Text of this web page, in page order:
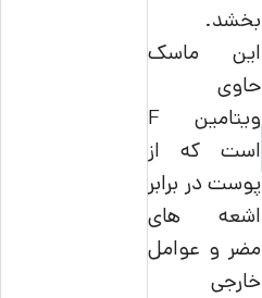
بخشد.
این ماسک
حاوی
ویتامین F
است که از
پوست در برابر
اشعه های
مضر و عوامل
خارجی